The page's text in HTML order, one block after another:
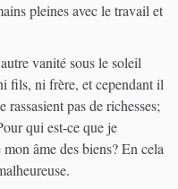
pleines avec le travail et
vanité sous le soleil
fils, ni frère, et cependant il
rassasient pas de richesses;
qui est-ce que je
âme des biens? En cela